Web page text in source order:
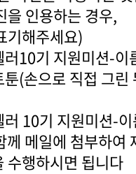
을 인용하는 경우,
기해주세요)
러10기 지원미션-
(손으로 직접 그
10기 지원미션-
메일에 첨부하여
수행하시면 됩니다